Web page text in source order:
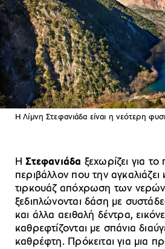
Η Λίμνη Στεφανιάδα είναι η νεότερη
ΗΣτεφανιάδα ξεχωρίζει για
περιβάλλον που την αγκαλιάζει
τιρκουάζ απόχρωση των
ξεδιπλώνονται δάση με
και άλλα αειθαλή δέντρα,
καθρεφτίζονται με σπάνια
καθρέφτη. Πρόκειται για μια